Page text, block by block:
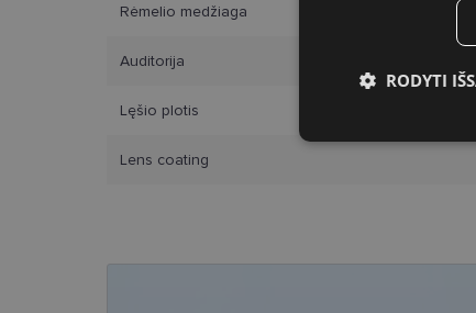
Rėmelio medžiaga
Auditorija
Lęšio plotis
Lens coating
RODYTI